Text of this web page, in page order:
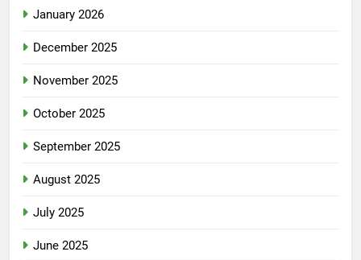
January 2026
December 2025
November 2025
October 2025
September 2025
August 2025
July 2025
June 2025